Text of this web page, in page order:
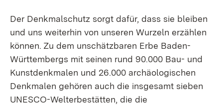
Der Denkmalschutz sorgt dafür, dass sie bleiben
und uns weiterhin von unseren Wurzeln erzählen
können. Zu dem unschätzbaren Erbe Baden-
Württembergs mit seinen rund 90.000 Bau- und
Kunstdenkmalen und 26.000 archäologischen
Denkmalen gehören auch die insgesamt sieben
UNESCO-Welterbestätten, die die